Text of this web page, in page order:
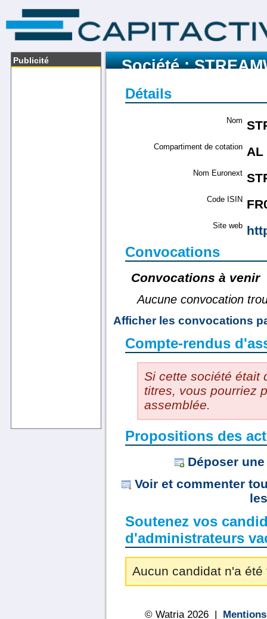
Publicité Société :
Détails
Nom
Compartiment de cotation AL
Nom Euronext
Code ISIN
Site web
Convocations
Convocations à venir
Aucune convocation
Afficher les convocations
Compte-rendus
Si cette société était
titres, vous pourriez
assemblée.
Propositions des
Déposer
Voir et commenter
Soutenez vos
d'administrateurs
Aucun candidat n'a été
© Watria 2026 |